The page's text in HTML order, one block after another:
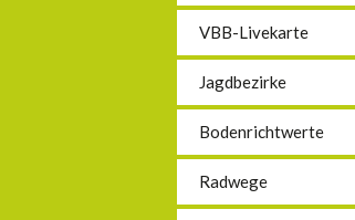
VBB-Livekarte
Jagdbezirke
Bodenrichtwerte
Radwege